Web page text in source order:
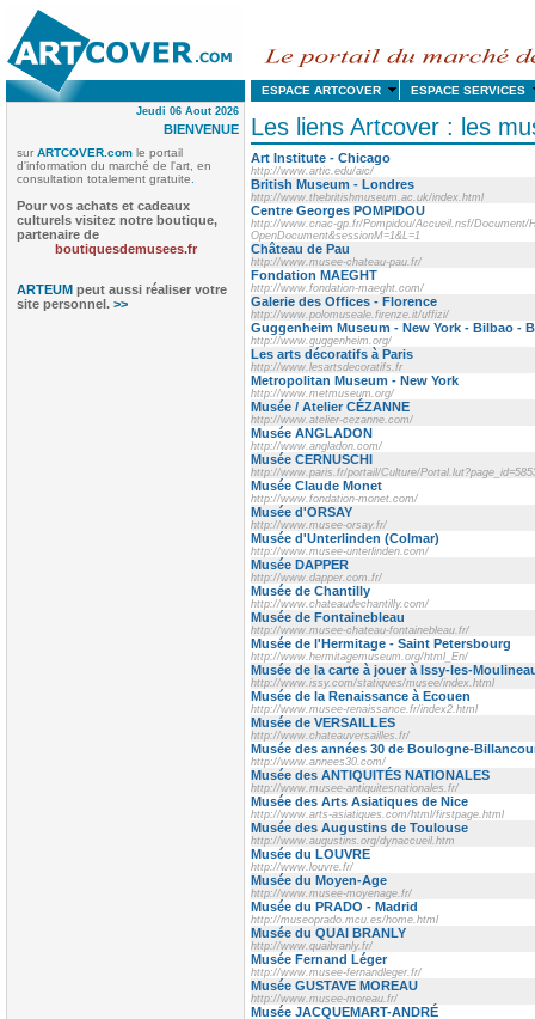
ESPACE ARTCOVER ESPACE
Jeudi 06 Aout 2026
BIENVENUE
sur ARTCOVER.com le portail
d'information du marché de l'art, en
consultation totalement gratuite
Pour vos achats et cadeaux
culturels visitez notre boutique,
partenaire de
boutiquesdemusees.fr
ARTEUM peut aussi réaliser votre
site personnel. >>
Les liens Artcover : les
Art Institute - Chicago
http://www.artic.edu/aic/
British Museum - Londres
http://www.thebritishmuseum.ac.uk/index.html
Centre Georges POMPIDOU
http://www.cnac-gp.fr/Pompidou/Accueil.nsf/Document/
OpenDocument&sessionM=1&L=1
Château de Pau
http://www.musee-chateau-pau.fr/
Fondation MAEGHT
http://www.fondation-maeght.com/
Galerie des Offices - Florence
http://www.polomuseale.firenze.it/uffizi/
Guggenheim Museum - New York - Bilbao -
http://www.guggenheim.org/
Les arts décoratifs à Paris
http://www.lesartsdecoratifs.fr
Metropolitan Museum - New York
http://www.metmuseum.org/
Musée / Atelier CÉZANNE
http://www.atelier-cezanne.com/
Musée ANGLADON
http://www.angladon.com/
Musée CERNUSCHI
http://www.paris.fr/portail/Culture/
Musée Claude Monet
http://www.fondation-monet.com/
Musée d'ORSAY
http://www.musee-orsay.fr/
Musée d'Unterlinden (Colmar)
http://www.musee-unterlinden.com/
Musée DAPPER
http://www.dapper.com.fr/
Musée de Chantilly
http://www.chateaudechantilly.com/
Musée de Fontainebleau
http://www.musee-chateau-fontainebleau.fr/
Musée de l'Hermitage - Saint Petersbourg
http://www.hermitagemuseum.org/html_En/
Musée de la carte à jouer à Issy-les-
http://www.issy.com/statiques/musee/index.html
Musée de la Renaissance à Ecouen
http://www.musee-renaissance.fr/index2.html
Musée de VERSAILLES
http://www.chateauversailles.fr/
Musée des années 30 de Boulogne-
http://www.annees30.com/
Musée des ANTIQUITÉS NATIONALES
http://www.musee-antiquitesnationales.fr/
Musée des Arts Asiatiques de Nice
http://www.arts-asiatiques.com/html/firstpage.html
Musée des Augustins de Toulouse
http://www.augustins.org/dynaccueil.htm
Musée du LOUVRE
http://www.louvre.fr/
Musée du Moyen-Age
http://www.musee-moyenage.fr/
Musée du PRADO - Madrid
http://museoprado.mcu.es/home.html
Musée du QUAI BRANLY
http://www.quaibranly.fr/
Musée Fernand Léger
http://www.musee-fernandleger.fr/
Musée GUSTAVE MOREAU
http://www.musee-moreau.fr/
Musée JACQUEMART-ANDRÉ